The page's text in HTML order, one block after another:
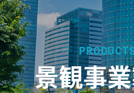
景観事